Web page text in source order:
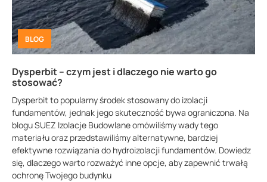
BLOG
Dysperbit – czym jest i dlaczego nie warto go
stosować?
Dysperbit to popularny środek stosowany do izolacji
fundamentów, jednak jego skuteczność bywa ograniczona. Na
blogu SUEZ Izolacje Budowlane omówiliśmy wady tego
materiału oraz przedstawiliśmy alternatywne, bardziej
efektywne rozwiązania do hydroizolacji fundamentów. Dowiedz
się, dlaczego warto rozważyć inne opcje, aby zapewnić trwałą
ochronę Twojego budynku